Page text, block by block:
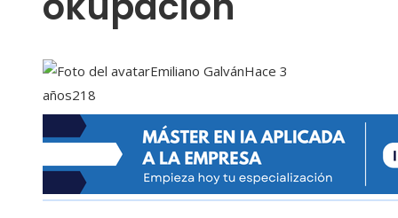
Emiliano GalvánHace 3
años218